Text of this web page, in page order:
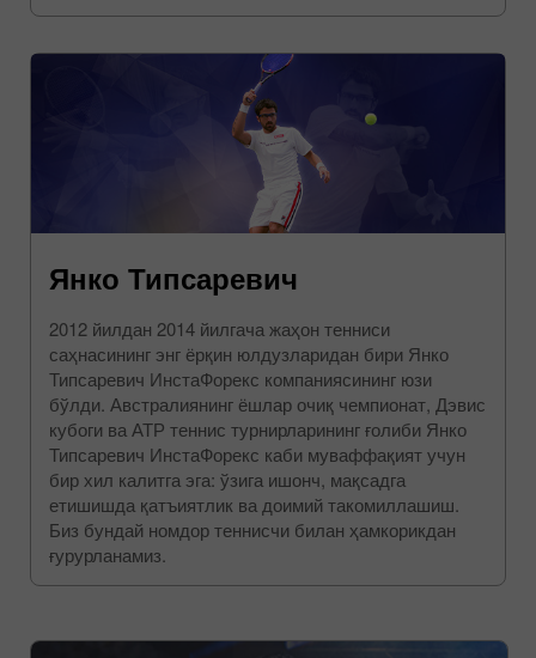
Янко Типсаревич
2012 йилдан 2014 йилгача жаҳон тенниси
саҳнасининг энг ёрқин юлдузларидан бири Янко
Типсаревич ИнстаФорекс компаниясининг юзи
бўлди. Австралиянинг ёшлар очиқ чемпионат, Дэвис
кубоги ва АТР теннис турнирларининг ғолиби Янко
Типсаревич ИнстаФорекс каби муваффақият учун
бир хил калитга эга: ўзига ишонч, мақсадга
етишишда қатъиятлик ва доимий такомиллашиш.
Биз бундай номдор теннисчи билан ҳамкорикдан
ғурурланамиз.